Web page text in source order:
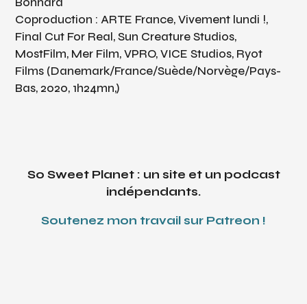
Coproduction : ARTE France, Vivement lundi !,
Final Cut For Real, Sun Creature Studios,
MostFilm, Mer Film, VPRO, VICE Studios, Ryot
Films (Danemark/France/Suède/Norvège/Pays-
Bas, 2020, 1h24mn,)
So Sweet Planet : un site et un podcast
indépendants.
Soutenez mon travail sur Patreon !